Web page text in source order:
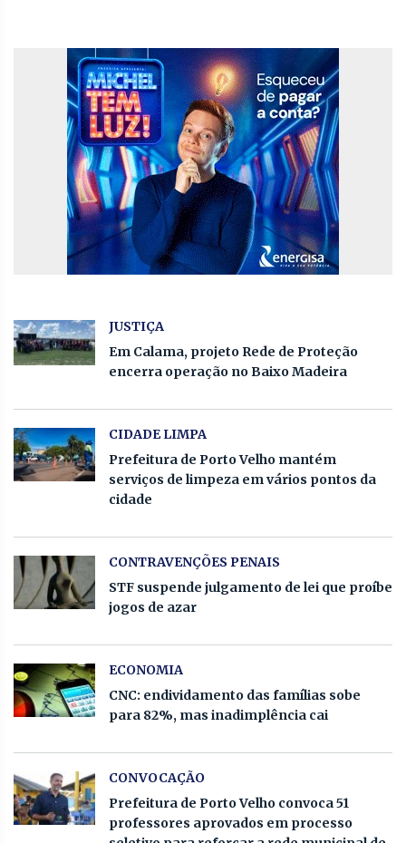
JUSTIÇA
Em Calama, projeto Rede de Proteção
encerra operação no Baixo Madeira
CIDADE LIMPA
Prefeitura de Porto Velho mantém
serviços de limpeza em vários pontos da
cidade
CONTRAVENÇÕES PENAIS
STF suspende julgamento de lei que proíbe
jogos de azar
ECONOMIA
CNC: endividamento das famílias sobe
para 82%, mas inadimplência cai
CONVOCAÇÃO
Prefeitura de Porto Velho convoca 51
professores aprovados em processo